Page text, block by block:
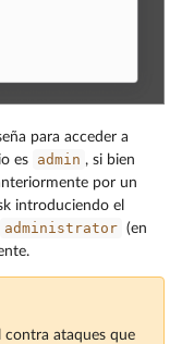
para acceder a
es
admin , si bien
por un
introduciendo el
administrator (en
contra ataques que